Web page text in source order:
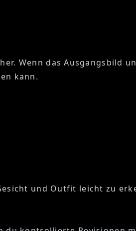
Wenn das Ausgangsbild
kann.
und Outfit leicht zu